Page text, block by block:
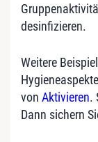
desinfizieren.
Weitere
von Aktivieren.
Dann sichern